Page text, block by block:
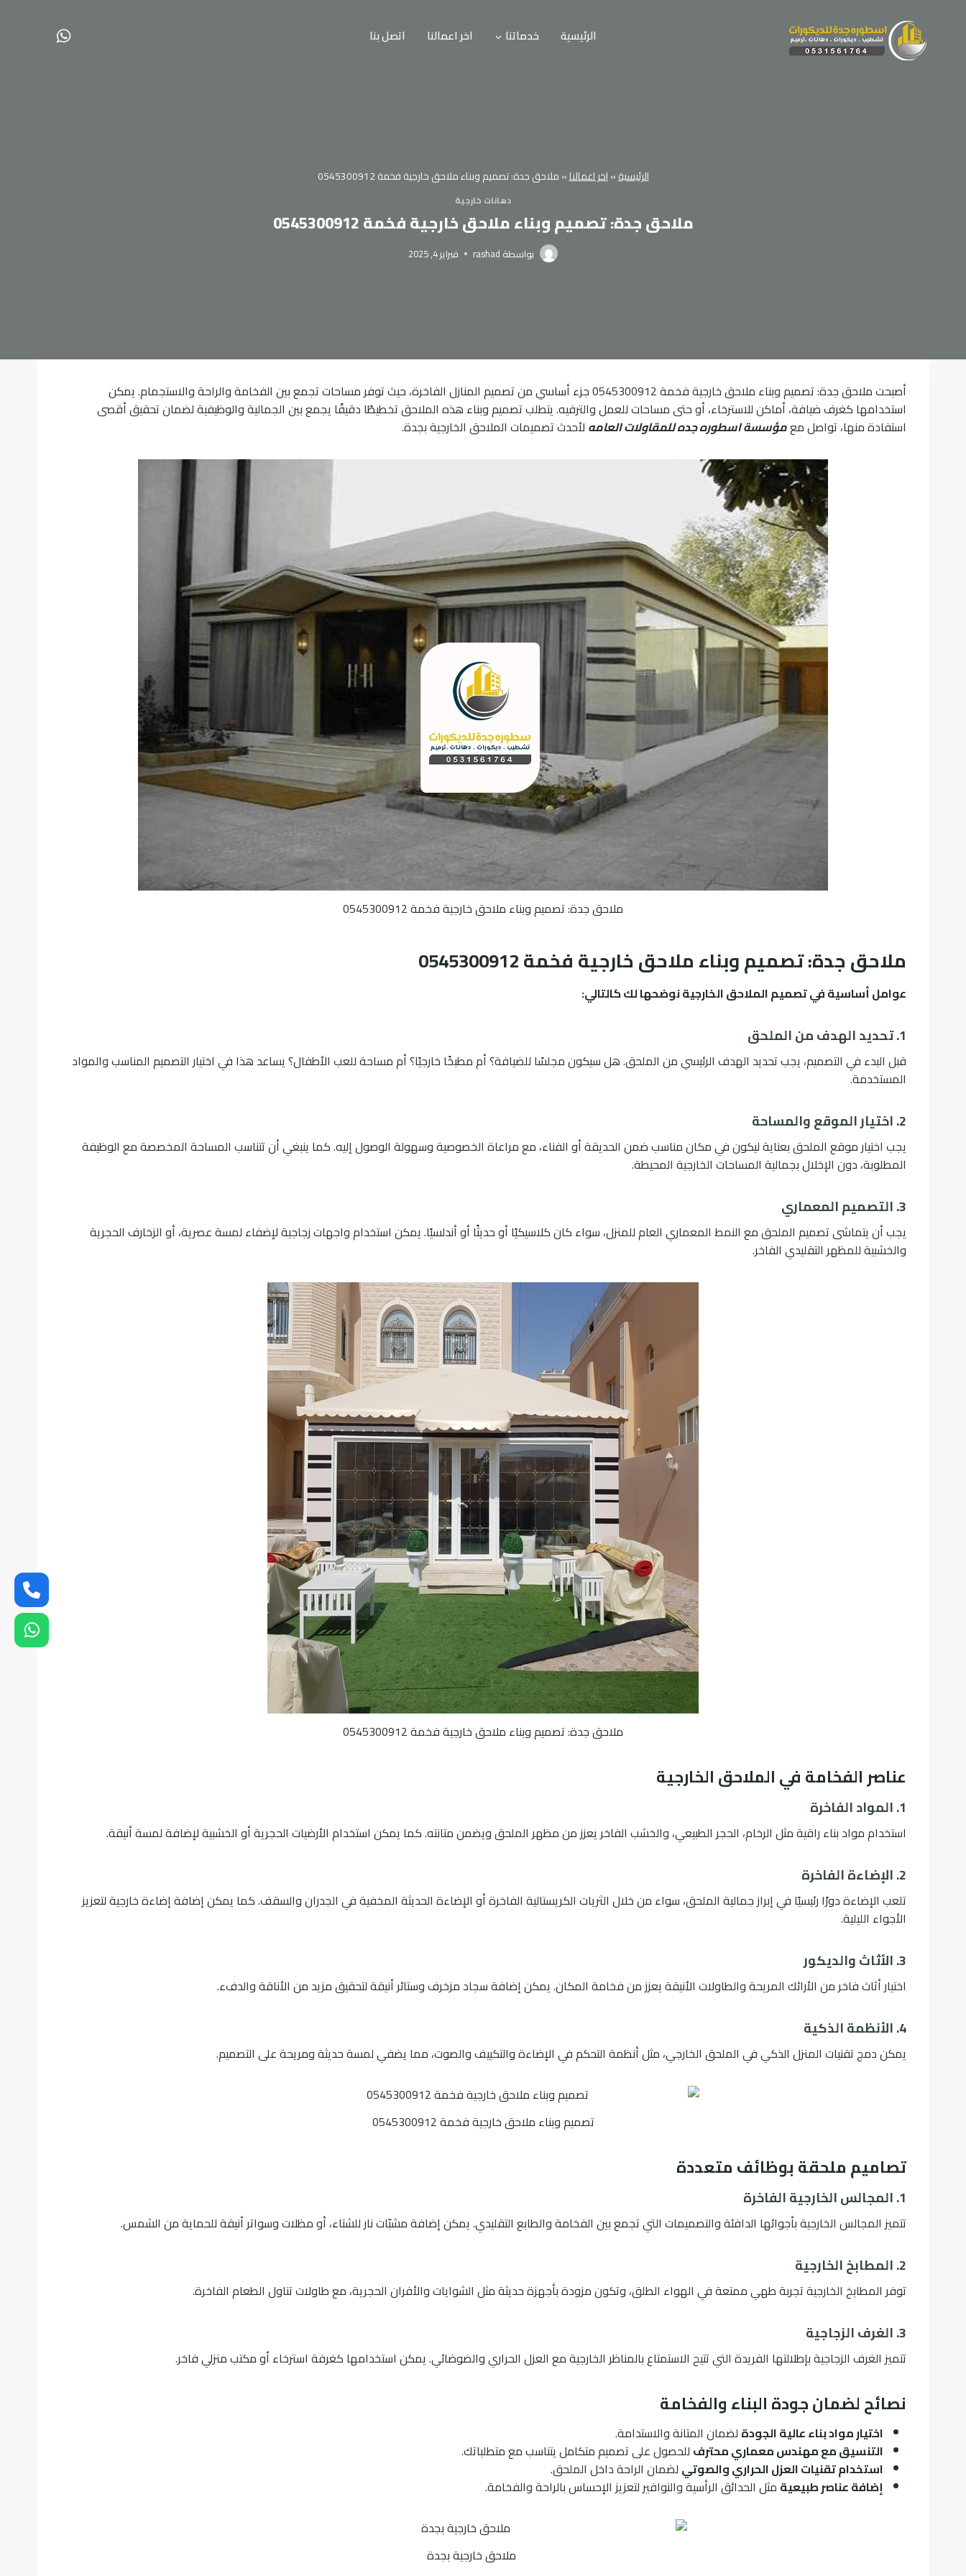
الرئيسية خدماتنا اخر اعمالنا اتصل بنا
الرئيسية»اخر اعمالنا»ملاحق جدة: تصميم وبناء ملاحق خارجية فخمة 0545300912
دهانات خارجية
ملاحق جدة: تصميم وبناء ملاحق خارجية فخمة 0545300912
بواسطة rashad فبراير 4, 2025
أصبحت ملاحق جدة: تصميم وبناء ملاحق خارجية فخمة 0545300912 جزء أساسي من تصميم المنازل الفاخرة، حيث توفر مساحات تجمع بين الفخامة والراحة والاستجمام. يمكن
استخدامها كغرف ضيافة، أماكن للاسترخاء، أو حتى مساحات للعمل والترفيه. يتطلب تصميم وبناء هذه الملاحق تخطيطًا دقيقًا يجمع بين الجمالية والوظيفية لضمان تحقيق أقصى
استفادة منها، تواصل معمؤسسة اسطوره جده للمقاولات العامه لأحدث تصميمات الملاحق الخارجية بجدة.
ملاحق جدة: تصميم وبناء ملاحق خارجية فخمة 0545300912
ملاحق جدة: تصميم وبناء ملاحق خارجية فخمة 0545300912
عوامل أساسية في تصميم الملاحق الخارجية نوضحها لك كالتالي:
1. تحديد الهدف من الملحق
قبل البدء في التصميم، يجب تحديد الهدف الرئيسي من الملحق. هل سيكون مجلسًا للضيافة؟ أم مطبخًا خارجيًا؟ أم مساحة للعب الأطفال؟ يساعد هذا في اختيار التصميم المناسب والمواد
المستخدمة.
2. اختيار الموقع والمساحة
يجب اختيار موقع الملحق بعناية ليكون في مكان مناسب ضمن الحديقة أو الفناء، مع مراعاة الخصوصية وسهولة الوصول إليه. كما ينبغي أن تتناسب المساحة المخصصة مع الوظيفة
المطلوبة، دون الإخلال بجمالية المساحات الخارجية المحيطة.
3. التصميم المعماري
يجب أن يتماشى تصميم الملحق مع النمط المعماري العام للمنزل، سواء كان كلاسيكيًا أو حديثًا أو أندلسيًا. يمكن استخدام واجهات زجاجية لإضفاء لمسة عصرية، أو الزخارف الحجرية
والخشبية للمظهر التقليدي الفاخر.
ملاحق جدة: تصميم وبناء ملاحق خارجية فخمة 0545300912
عناصر الفخامة في الملاحق الخارجية
1. المواد الفاخرة
استخدام مواد بناء راقية مثل الرخام، الحجر الطبيعي، والخشب الفاخر يعزز من مظهر الملحق ويضمن متانته. كما يمكن استخدام الأرضيات الحجرية أو الخشبية لإضافة لمسة أنيقة.
2. الإضاءة الفاخرة
تلعب الإضاءة دورًا رئيسيًا في إبراز جمالية الملحق، سواء من خلال الثريات الكريستالية الفاخرة أو الإضاءة الحديثة المخفية في الجدران والسقف. كما يمكن إضافة إضاءة خارجية لتعزيز
الأجواء الليلية.
3. الأثاث والديكور
اختيار أثاث فاخر من الأرائك المريحة والطاولات الأنيقة يعزز من فخامة المكان. يمكن إضافة سجاد مزخرف وستائر أنيقة لتحقيق مزيد من الأناقة والدفء.
4. الأنظمة الذكية
يمكن دمج تقنيات المنزل الذكي في الملحق الخارجي، مثل أنظمة التحكم في الإضاءة والتكييف والصوت، مما يضفي لمسة حديثة ومريحة على التصميم.
تصميم وبناء ملاحق خارجية فخمة 0545300912
تصاميم ملحقة بوظائف متعددة
1. المجالس الخارجية الفاخرة
تتميز المجالس الخارجية بأجوائها الدافئة والتصميمات التي تجمع بين الفخامة والطابع التقليدي. يمكن إضافة مشبّات نار للشتاء، أو مظلات وسواتر أنيقة للحماية من الشمس.
2. المطابخ الخارجية
توفر المطابخ الخارجية تجربة طهي ممتعة في الهواء الطلق، وتكون مزودة بأجهزة حديثة مثل الشوايات والأفران الحجرية، مع طاولات تناول الطعام الفاخرة.
3. الغرف الزجاجية
تتميز الغرف الزجاجية بإطلالتها الفريدة التي تتيح الاستمتاع بالمناظر الخارجية مع العزل الحراري والضوضائي. يمكن استخدامها كغرفة استرخاء أو مكتب منزلي فاخر.
نصائح لضمان جودة البناء والفخامة
اختيار مواد بناء عالية الجودة لضمان المتانة والاستدامة.
التنسيق مع مهندس معماري محترف للحصول على تصميم متكامل يتناسب مع متطلباتك.
استخدام تقنيات العزل الحراري والصوتي لضمان الراحة داخل الملحق.
إضافة عناصر طبيعية مثل الحدائق الرأسية والنوافير لتعزيز الإحساس بالراحة والفخامة.
ملاحق خارجية بجدة